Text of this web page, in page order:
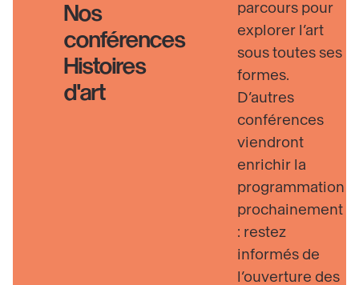
Nos
conférences
Histoires
d'art
parcours pour
explorer l’art
sous toutes ses
formes.
D’autres
conférences
viendront
enrichir la
programmation
prochainement
: restez
informés de
l’ouverture des